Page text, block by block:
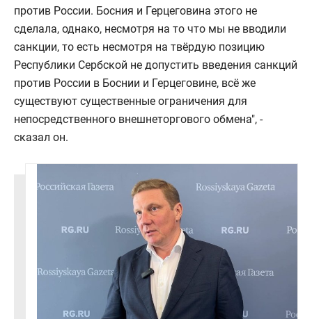
против России. Босния и Герцеговина этого не
сделала, однако, несмотря на то что мы не вводили
санкции, то есть несмотря на твёрдую позицию
Республики Сербской не допустить введения санкций
против России в Боснии и Герцеговине, всё же
существуют существенные ограничения для
непосредственного внешнеторгового обмена", -
сказал он.